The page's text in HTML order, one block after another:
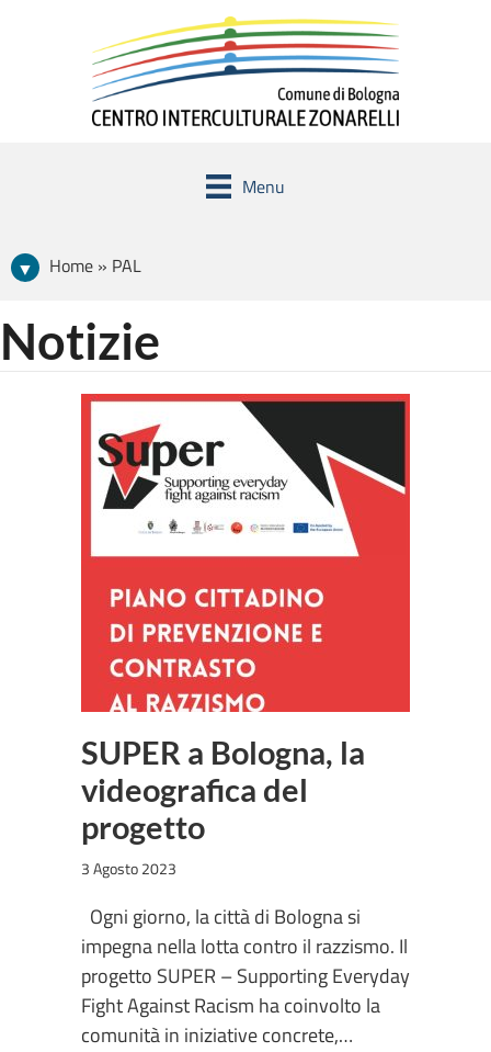
Menu
Home » PAL
Notizie
SUPER a Bologna, la
videografica del
progetto
3 Agosto 2023
Ogni giorno, la città di Bologna si
impegna nella lotta contro il razzismo. Il
progetto SUPER – Supporting Everyday
Fight Against Racism ha coinvolto la
comunità in iniziative concrete,…